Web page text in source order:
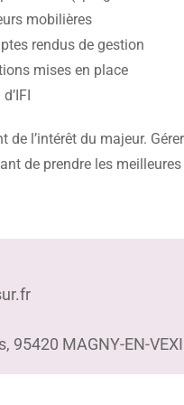
mobilières
rendus de gestion
mises en place
l’intérêt du majeur.
de prendre les
, 95420 MAGNY-EN-